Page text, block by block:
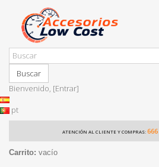
Buscar
Bienvenido, [Entrar]
pt
ATENCIÓN AL CLIENTE Y COMPRAS:
Carrito: vacío